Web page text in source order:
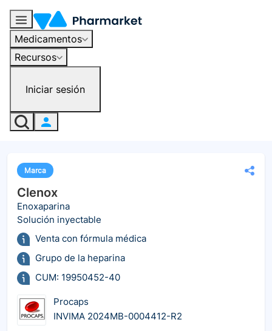
Medicamentos
Recursos
Iniciar sesión
Marca
Clenox
Enoxaparina
Solución inyectable
Venta con fórmula médica
Grupo de la heparina
CUM: 19950452-40
Procaps
INVIMA 2024MB-0004412-R2